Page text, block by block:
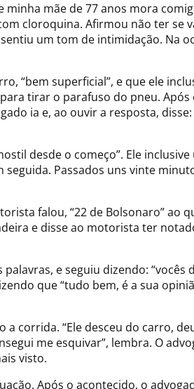
mãe de 77 anos mora
cloroquina. Afirmou não ter se
um tom de intimidação. Na
“bem superficial”, e que ele
tirar o parafuso do pneu. Após
ia e, ao ouvir a resposta, disse:
desde o começo”. Ele inclusive
Passados uns vinte
falou, “22 de Bolsonaro” ao
e disse ao motorista ter
e seguiu dizendo: “vocês
que “tudo bem, é a sua
corrida. “Ele desceu do carro,
me esquivar”, lembra. O
visto.
Após o acontecido, o